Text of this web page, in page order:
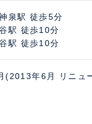
泉駅 徒歩5分
駅 徒歩10分
駅 徒歩10分
(2013年6月 リニュ